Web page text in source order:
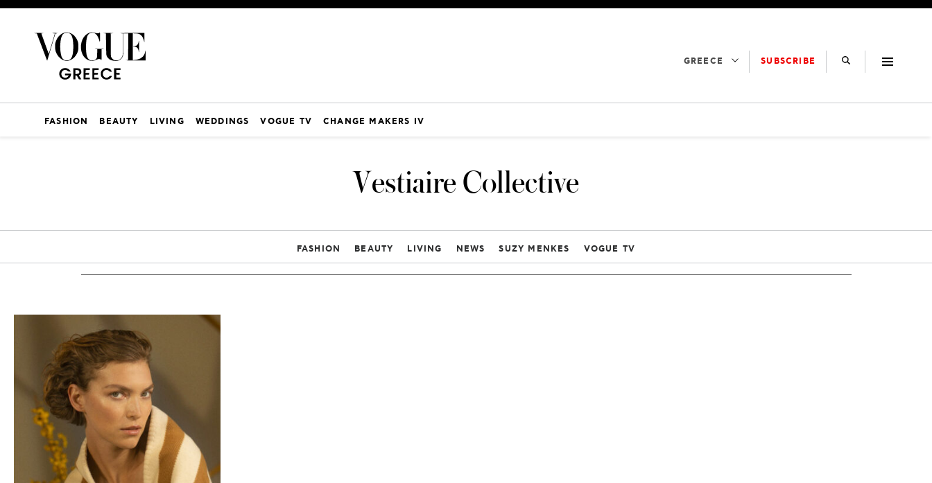
GREECE SUBSCRIBE
FASHION BEAUTY LIVING WEDDINGS VOGUE TV CHANGE MAKERS IV
Vestiaire Collective
FASHION BEAUTY LIVING NEWS SUZY MENKES VOGUE TV